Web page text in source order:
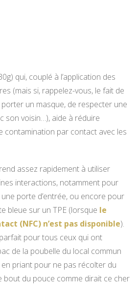
qui, couplé à l’application des
(mais si, rappelez-vous, le fait de
porter un masque, de respecter une
son voisin…), aide à réduire
contamination par contact avec les
assez rapidement à utiliser
interactions, notamment pour
porte d’entrée, ou encore pour
bleue sur un TPE (lorsque le
(NFC) n’est pas disponible).
pour tous ceux qui ont
de la poubelle du local commun
priant pour ne pas récolter du
bout du pouce comme dirait ce cher